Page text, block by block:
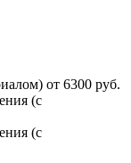
от 6300 руб.
(с
(с